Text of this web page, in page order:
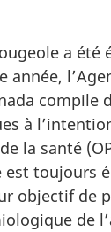
a été
année,
compile
à
la santé
toujours
objectif de
de